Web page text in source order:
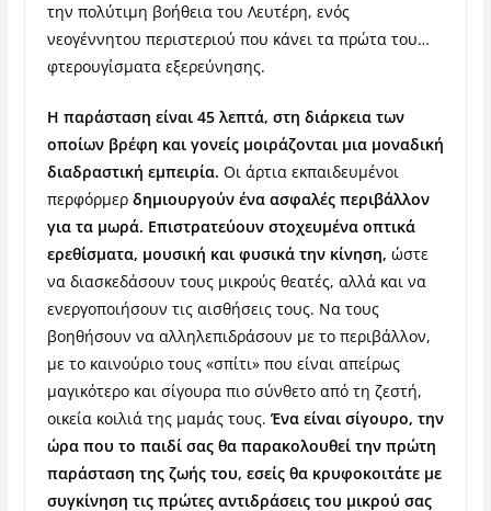
την πολύτιμη βοήθεια του Λευτέρη, ενός
νεογέννητου περιστεριού που κάνει τα πρώτα του…
φτερουγίσματα εξερεύνησης.
Η παράσταση είναι 45 λεπτά, στη διάρκεια των
οποίων βρέφη και γονείς μοιράζονται μια μοναδική
διαδραστική εμπειρία. Οι άρτια εκπαιδευμένοι
περφόρμερ δημιουργούν ένα ασφαλές περιβάλλον
για τα μωρά. Επιστρατεύουν στοχευμένα οπτικά
ερεθίσματα, μουσική και φυσικά την κίνηση, ώστε
να διασκεδάσουν τους μικρούς θεατές, αλλά και να
ενεργοποιήσουν τις αισθήσεις τους. Να τους
βοηθήσουν να αλληλεπιδράσουν με το περιβάλλον,
με το καινούριο τους «σπίτι» που είναι απείρως
μαγικότερο και σίγουρα πιο σύνθετο από τη ζεστή,
οικεία κοιλιά της μαμάς τους. Ένα είναι σίγουρο, την
ώρα που το παιδί σας θα παρακολουθεί την πρώτη
παράσταση της ζωής του, εσείς θα κρυφοκοιτάτε με
συγκίνηση τις πρώτες αντιδράσεις του μικρού σας